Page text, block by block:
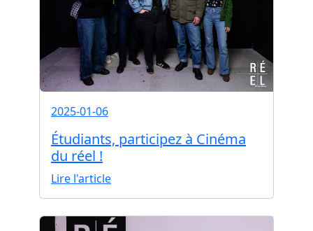
2025-01-06
Étudiants, participez à Cinéma
du réel !
Lire l'article